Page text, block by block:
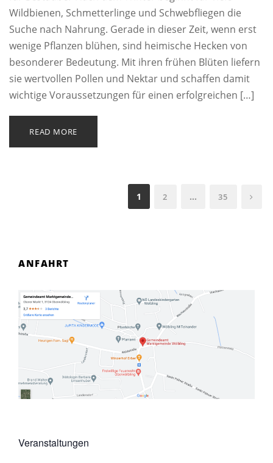
Wildbienen, Schmetterlinge und Schwebfliegen die
Suche nach Nahrung. Gerade in dieser Zeit, wenn erst
wenige Pflanzen blühen, sind heimische Hecken von
besonderer Bedeutung. Mit ihren frühen Blüten liefern
sie wertvollen Pollen und Nektar und schaffen damit
wichtige Voraussetzungen für einen erfolgreichen […]
READ MORE
1 2 … 35
ANFAHRT
Veranstaltungen